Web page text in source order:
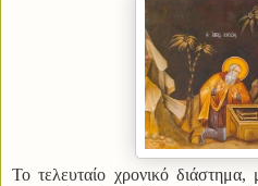
Το τελευταίο χρονικό διάστημα,